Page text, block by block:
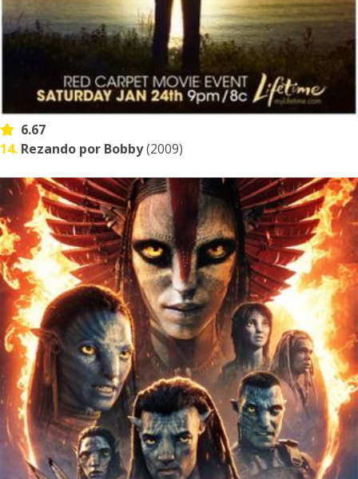
6.67
14. Rezando por Bobby(2009)